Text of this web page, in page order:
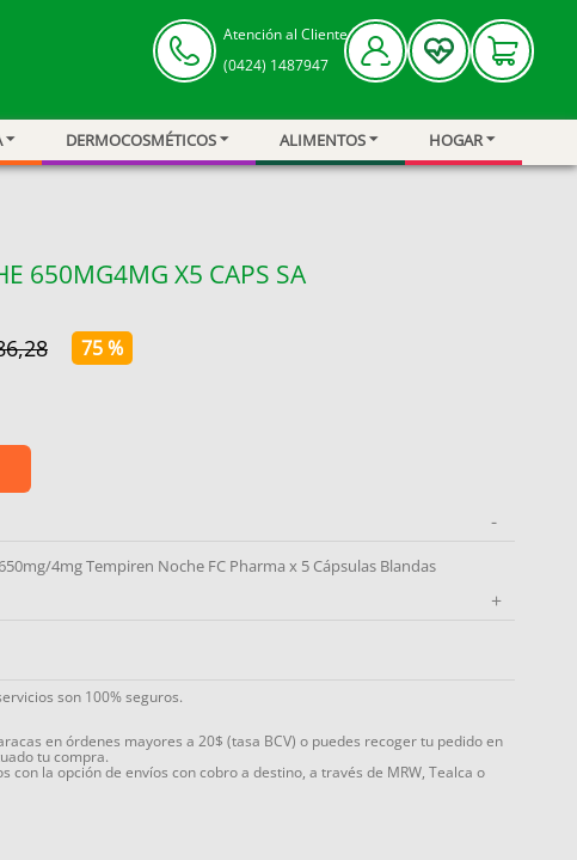
Atención al Cliente
(0424) 1487947
DERMOCOSMÉTICOS ALIMENTOS HOGAR
650MG4MG X5 CAPS SA
,28 75 %
-
4mg Tempiren Noche FC Pharma x 5 Cápsulas Blandas
+
son 100% seguros.
en órdenes mayores a 20$ (tasa BCV) o puedes recoger tu pedido en
tu compra.
con la opción de envíos con cobro a destino, a través de MRW, Tealca o